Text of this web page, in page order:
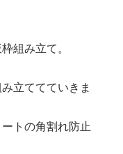
組み立て。
立ててていきま
トの角割れ防止